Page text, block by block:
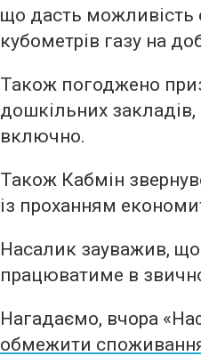
що дасть
кубометрів газу на
Також погоджено
дошкільних
включно.
Також Кабмін
із проханням
Насалик зауважив,
працюватиме в
Нагадаємо, вчора
обмежити